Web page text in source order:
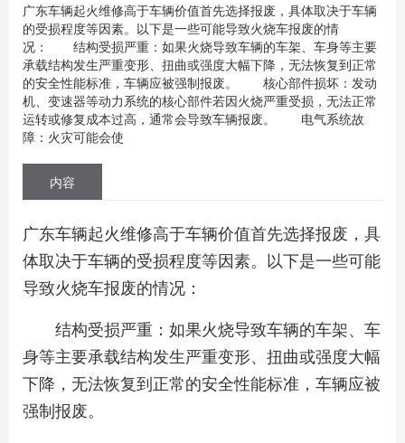
广东车辆起火维修高于车辆价值首先选择报废，具体取决于车辆
的受损程度等因素。以下是一些可能导致火烧车报废的情
况： 结构受损严重：如果火烧导致车辆的车架、车身等主要
承载结构发生严重变形、扭曲或强度大幅下降，无法恢复到正常
的安全性能标准，车辆应被强制报废。 核心部件损坏：发动
机、变速器等动力系统的核心部件若因火烧严重受损，无法正常
运转或修复成本过高，通常会导致车辆报废。 电气系统故
障：火灾可能会使
内容
广东车辆起火维修高于车辆价值首先选择报废，具
体取决于车辆的受损程度等因素。以下是一些可能
导致火烧车报废的情况：
结构受损严重：如果火烧导致车辆的车架、车
身等主要承载结构发生严重变形、扭曲或强度大幅
下降，无法恢复到正常的安全性能标准，车辆应被
强制报废。